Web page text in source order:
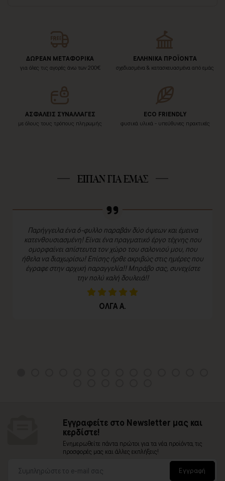
ΔΩΡΕΑΝ ΜΕΤΑΦΟΡΙΚΑ
για όλες τις αγορές άνω των 200€
ΕΛΛΗΝΙΚΑ ΠΡΟΪΟΝΤΑ
σχεδιασμένα & κατασκευασμένα από εμάς
ΑΣΦΑΛΕΙΣ ΣΥΝΑΛΛΑΓΕΣ
με όλους τους τρόπους πληρωμής
ECO FRIENDLY
φυσικά υλικά - υπεύθυνες πρακτικές
ΕΙΠΑΝ ΓΙΑ ΕΜΑΣ
Παρήγγειλα ένα 6-φυλλο παραβάν δύο όψεων και έμεινα
κατενθουσιασμένη! Είναι ένα πραγματικό έργο τέχνης που
ομορφαίνει απίστευτα τον χώρο του σαλονιού μου, που
ήθελα να διαχωρίσω! Επίσης ήρθε ακριβώς στις ημέρες που
έγραφε στην αρχική παραγγελία!! Μπράβο σας, συνεχίστε
την πολύ καλή δουλειά!!
ΟΛΓΑ Α.
Εγγραφείτε στο Newsletter μας και
κερδίστε!
Ενημερωθείτε πάντα πρώτοι για τα νέα προϊόντα, τις
προσφορές μας και άλλες εκπλήξεις!
Εγγραφή